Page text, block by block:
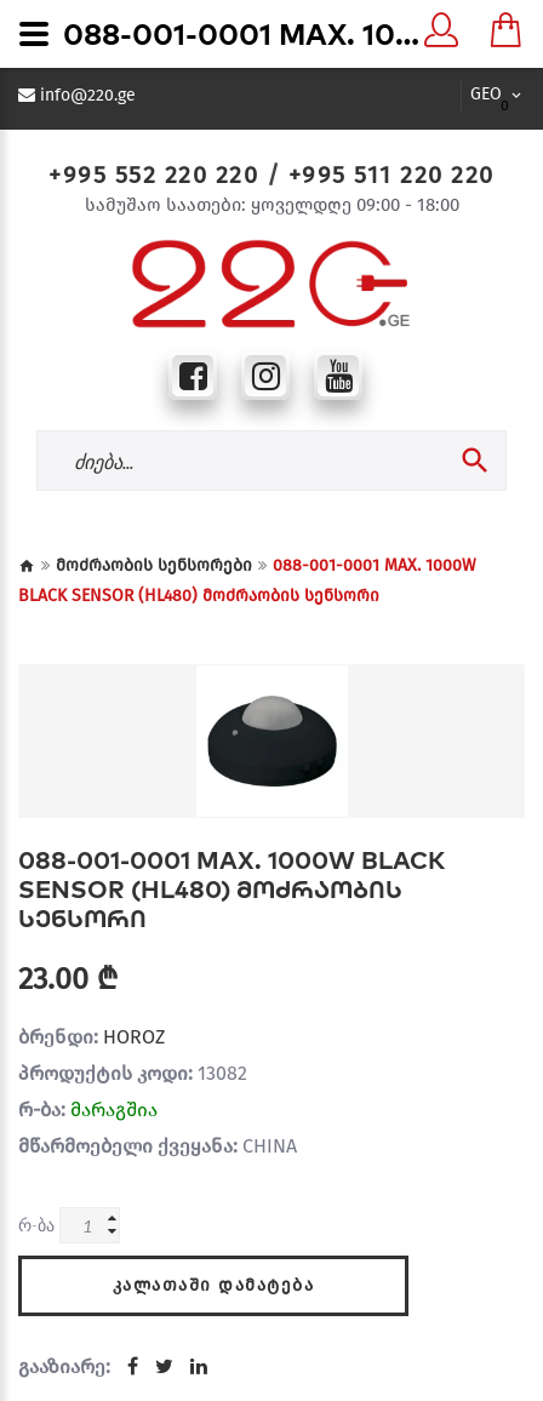
GEO
0
info@220.ge
+995 552 220 220 / +995 511 220 220
სამუშაო საათები: ყოველდღე 09:00 - 18:00
მოძრაობის სენსორები
088-001-0001 MAX. 1000W
BLACK SENSOR (HL480) მოძრაობის სენსორი
088-001-0001 MAX. 1000W BLACK
SENSOR (HL480) მოძრაობის
სენსორი
23.00 ₾
ბრენდი: HOROZ
პროდუქტის კოდი: 13082
რ-ბა: მარაგშია
მწარმოებელი ქვეყანა: CHINA
რ-ბა
ᲙᲐᲚᲐᲗᲐᲨᲘ ᲓᲐᲛᲐᲢᲔᲑᲐ
გააზიარე:
088-001-0001 MAX. 1000W BLACK SENSOR (HL480) მოძრაობის სენსორი - 220.ge